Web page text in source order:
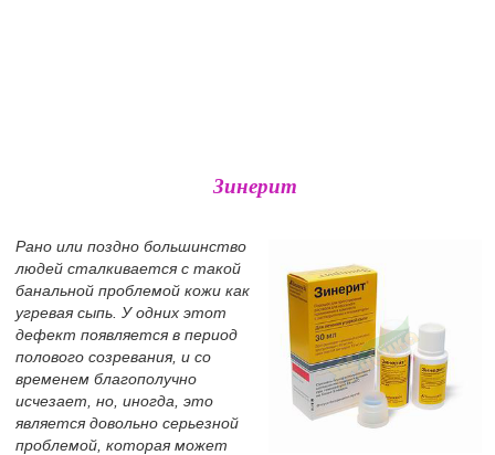
Зинерит
Рано или поздно большинство
людей сталкивается с такой
банальной проблемой кожи как
угревая сыпь. У одних этот
дефект появляется в период
полового созревания, и со
временем благополучно
исчезает, но, иногда, это
является довольно серьезной
проблемой, которая может